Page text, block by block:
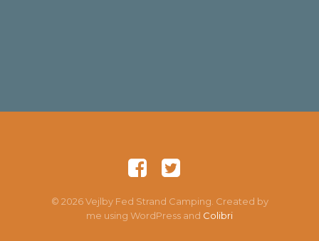
© 2026 Vejlby Fed Strand Camping. Created by
me using WordPress and Colibri